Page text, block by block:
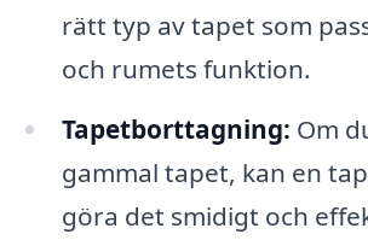
rätt typ av tapet som
och rumets funktion.
Tapetborttagning: Om
gammal tapet, kan en
göra det smidigt och